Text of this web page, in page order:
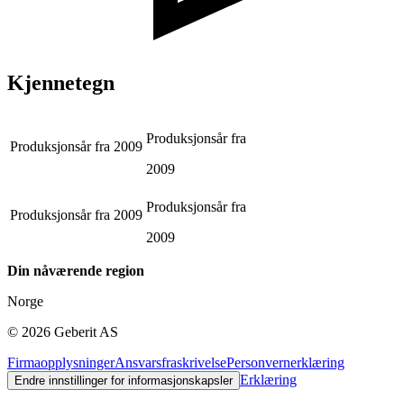
Kjennetegn
Produksjonsår fra 2009
Produksjonsår fra
2009
Produksjonsår fra 2009
Produksjonsår fra
2009
Din nåværende region
Norge
© 2026 Geberit AS
FirmaopplysningerAnsvarsfraskrivelsePersonvernerklæring
Endre innstillinger for informasjonskapsler Erklæring